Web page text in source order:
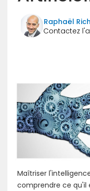
Raphaël
Maîtriser
comprendre ce qu'il